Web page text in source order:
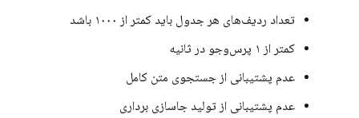
تعداد ردیف‌های هر جدول باید کمتر از ۱۰۰۰ باشد
کمتر از ۱ پرس‌وجو در ثانیه
عدم پشتیبانی از جستجوی متن کامل
عدم پشتیبانی از تولید جاسازی برداری